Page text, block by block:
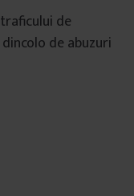
de
de abuzuri